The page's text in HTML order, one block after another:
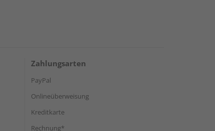
Zahlungsarten
PayPal
Onlineüberweisung
Kreditkarte
Rechnung*